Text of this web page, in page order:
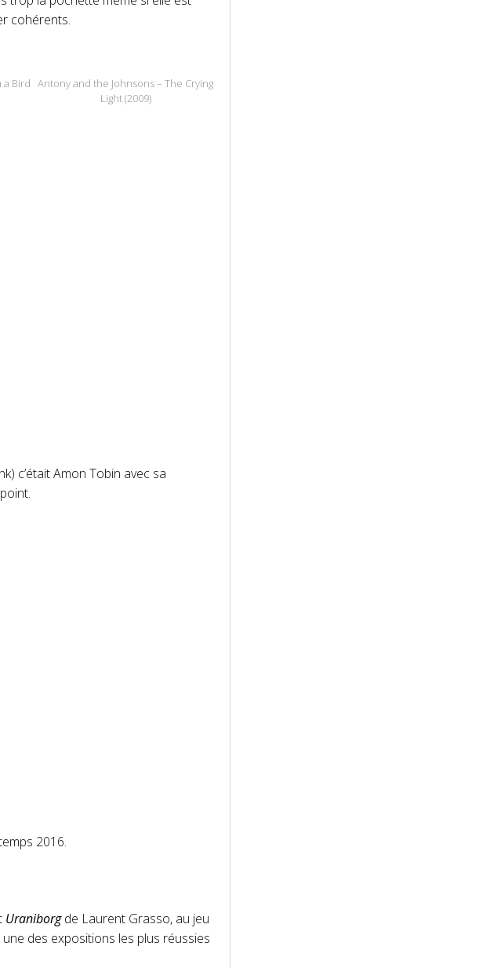
cohérents.
a Bird Antony and the Johnsons – The Crying
Light (2009)
c’était Amon Tobin avec sa
2016.
Uraniborgde Laurent Grasso, au jeu
des expositions les plus réussies